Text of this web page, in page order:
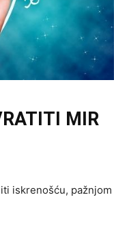
MIR
iskrenošću, pažnjom